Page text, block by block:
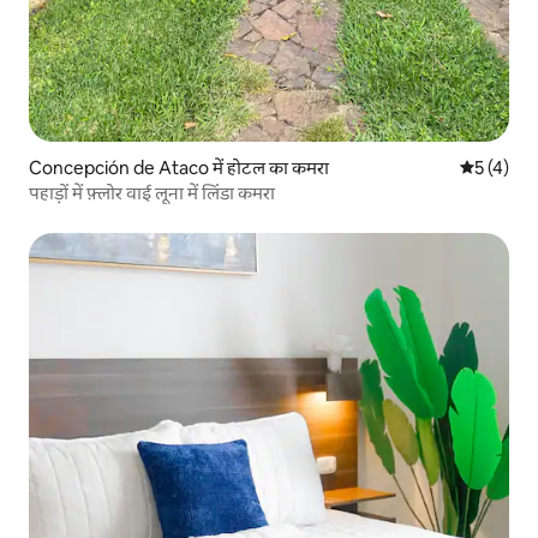
Concepción de Ataco में होटल का कमरा औसत रेटिंग
5 (4)
पहाड़ों में फ़्लोर वाई लूना में लिंडा कमरा